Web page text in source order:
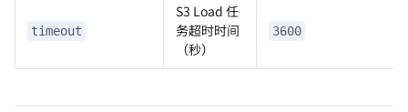
timeout
S3 Load 任
务超时时间
（秒）
3600